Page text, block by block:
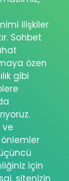
ilişkiler
Sohbet
özen
gibi
ve
için
sitenizin